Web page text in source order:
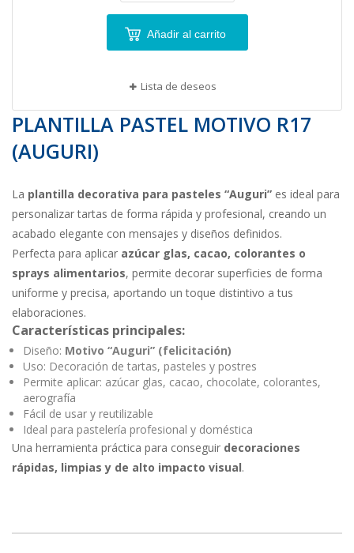
Añadir al carrito
Lista de deseos
PLANTILLA PASTEL MOTIVO R17
(AUGURI)
La plantilla decorativa para pasteles “Auguri” es ideal para
personalizar tartas de forma rápida y profesional, creando un
acabado elegante con mensajes y diseños definidos.
Perfecta para aplicar azúcar glas, cacao, colorantes o
sprays alimentarios, permite decorar superficies de forma
uniforme y precisa, aportando un toque distintivo a tus
elaboraciones.
Características principales:
Diseño: Motivo “Auguri” (felicitación)
Uso: Decoración de tartas, pasteles y postres
Permite aplicar: azúcar glas, cacao, chocolate, colorantes,
aerografía
Fácil de usar y reutilizable
Ideal para pastelería profesional y doméstica
Una herramienta práctica para conseguir decoraciones
rápidas, limpias y de alto impacto visual.